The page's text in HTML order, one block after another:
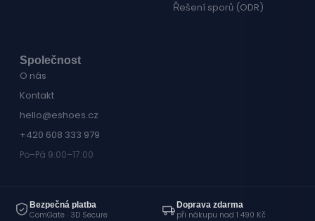
Řešení sporů (ODR)
Společnost
O nás
Kontakt
hello@eshoes.cz
+420 608 333 979
Po–Pá 9:00–17:00
Bezpečná platba
ComGate · 3D Secure
Doprava zdarma
při nákupu nad 1 490 Kč